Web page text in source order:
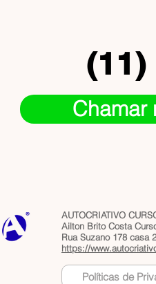
(11)
AUTOCRIATIVO
Ailton Brito Costa
Rua Suzano 178 casa
https://
Políticas de